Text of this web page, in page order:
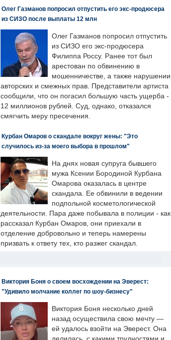
Олег Газманов попросил отпустить его экс-продюсера
из СИЗО после выплаты 12 млн
Олег Газманов попросил отпустить
из СИЗО его экс-продюсера
Филиппа Россу. Ранее тот был
арестован по обвинению в
мошенничестве, а также нарушении
авторских и смежных прав. Представители артиста
сообщили, что он погасил большую часть ущерба -
12 миллионов рублей. Суд, однако, отказался
смягчить меру пресечения.
Курбан Омаров о скандале вокруг жены: "Это
случилось из-за моего выбора в прошлом"
На днях новая супруга бывшего
мужа Ксении Бородиной Курбана
Омарова оказалась в центре
скандала. Ее обвинили в ведении
подпольной косметологической
деятельности. Пара даже побывала в полиции - как
рассказал Курбан Омаров, они приехали в
отделение добровольно и теперь намерены
призвать к ответу тех, кто разжег скандал.
Виктория Боня о своем восхождении на Эверест:
"Удивило молчание коллег по шоу-бизнесу"
Виктория Боня несколько дней
назад осуществила свою мечту —
ей удалось взойти на Эверест. Она